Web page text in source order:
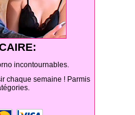
incontournables.
chaque semaine ! Parmis